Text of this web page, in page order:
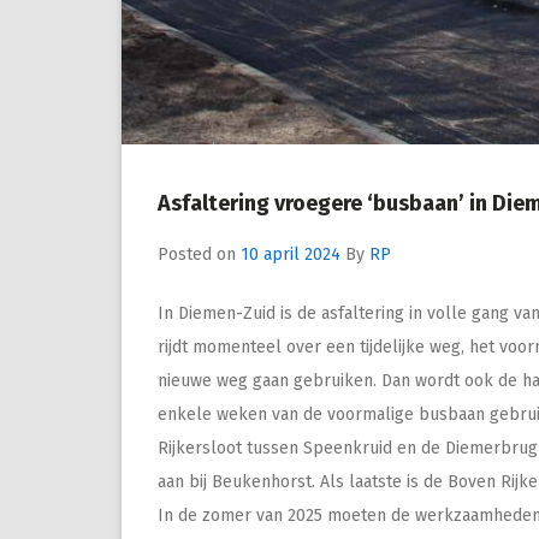
Asfaltering vroegere ‘busbaan’ in
Posted on 10 april 2024 By RP
In Diemen-Zuid is de asfaltering in volle gang
rijdt momenteel over een tijdelijke weg, het
nieuwe weg gaan gebruiken. Dan wordt ook de
enkele weken van de voormalige busbaan
Rijkersloot tussen Speenkruid en de
aan bij Beukenhorst. Als laatste is de Boven
In de zomer van 2025 moeten de